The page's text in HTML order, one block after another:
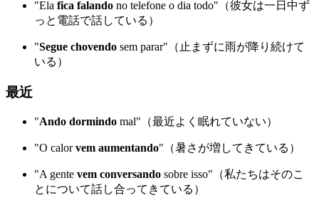
"Ela fica falando no telefone o dia todo"（彼女は一日中ず
っと電話で話している）
"Segue chovendo sem parar"（止まずに雨が降り続けて
いる）
最近
"Ando dormindo mal"（最近よく眠れていない）
"O calorvem aumentando"（暑さが増してきている）
"A gente vem conversando sobre isso"（私たちはそのこ
とについて話し合ってきている）